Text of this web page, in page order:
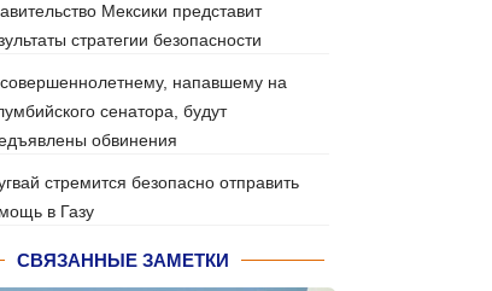
Мексики представит
стратегии безопасности
напавшему на
сенатора, будут
обвинения
стремится безопасно отправить
в Газу
СВЯЗАННЫЕ ЗАМЕТКИ